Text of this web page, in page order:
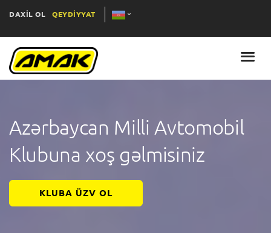
DAXİL OL QEYDİYYAT
Azərbaycan Milli Avtomobil
Klubuna xoş gəlmisiniz
KLUBA ÜZV OL